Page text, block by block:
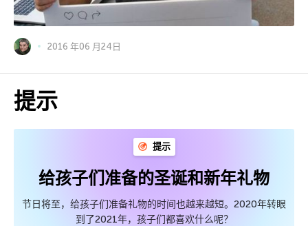
2016 年06 月24日
提示
提示
给孩子们准备的圣诞和新年礼物
节日将至，给孩子们准备礼物的时间也越来越短。2020年转眼
到了2021年，孩子们都喜欢什么呢？